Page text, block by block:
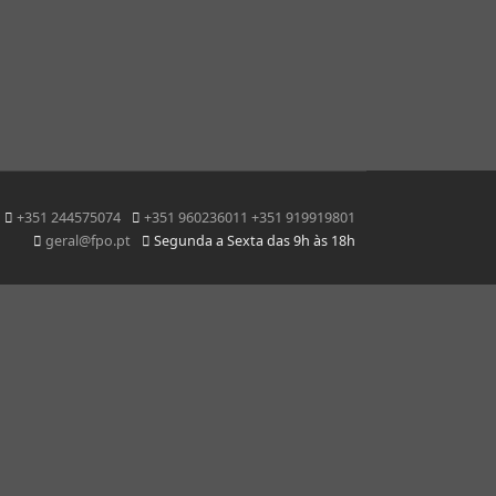
+351 244575074
+351 960236011 +351 919919801
geral@fpo.pt
Segunda a Sexta das 9h às 18h